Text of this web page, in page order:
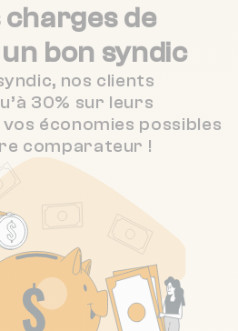
charges de
bon syndic
nos clients
30% sur leurs
économies possibles
comparateur !